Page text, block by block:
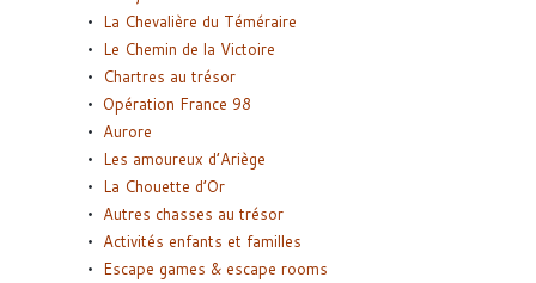
La Chevalière du Téméraire
Le Chemin de la Victoire
Chartres au trésor
Opération France 98
Aurore
Les amoureux d’Ariège
La Chouette d’Or
Autres chasses au trésor
Activités enfants et familles
Escape games & escape rooms